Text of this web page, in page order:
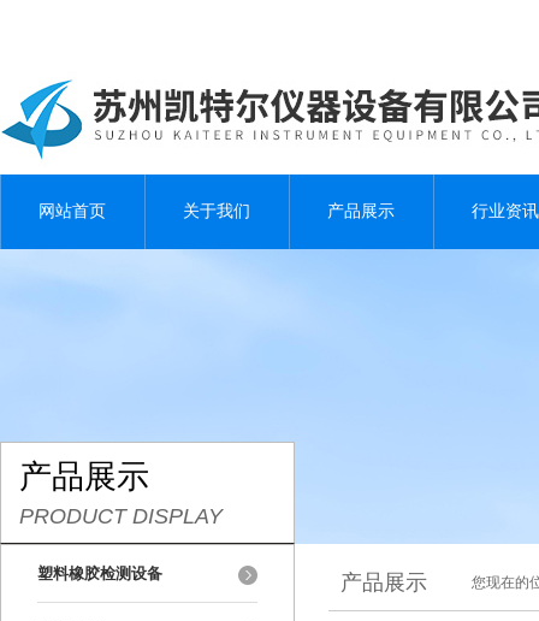
网站首页 关于我们 产品展示 行业资讯
产品展示
PRODUCT DISPLAY
塑料橡胶检测设备 产品展示 您现在的